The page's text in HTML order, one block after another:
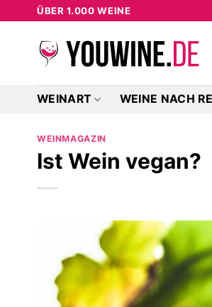
springen
ÜBER 1.000 WEINE
WEINART WEINE NACH
WEINMAGAZIN
Ist Wein vegan?